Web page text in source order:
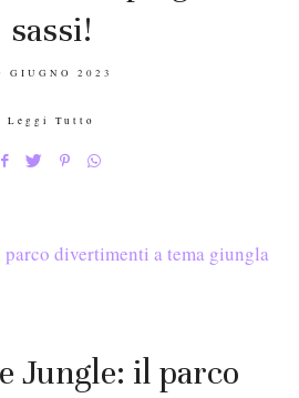
sassi!
GIUGNO 2023
Leggi Tutto
Jungle: il parco